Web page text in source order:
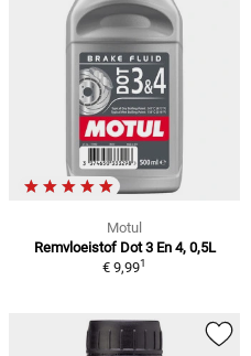
Motul
Remvloeistof Dot 3 En 4, 0,5L
€ 9,991